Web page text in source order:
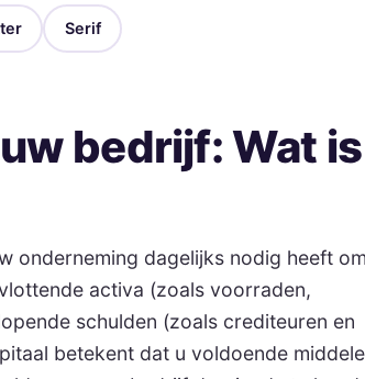
Serif
bedrijf: Wat is
onderneming dagelijks nodig heeft
activa (zoals voorraden,
schulden (zoals crediteuren en
betekent dat u voldoende